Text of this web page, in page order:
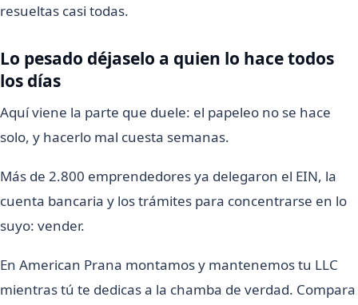
resueltas casi todas.
Lo pesado déjaselo a quien lo hace todos
los días
Aquí viene la parte que duele: el papeleo no se hace
solo, y hacerlo mal cuesta semanas.
Más de 2.800 emprendedores ya delegaron el EIN, la
cuenta bancaria y los trámites para concentrarse en lo
suyo: vender.
En American Prana montamos y mantenemos tu LLC
mientras tú te dedicas a la chamba de verdad. Compara